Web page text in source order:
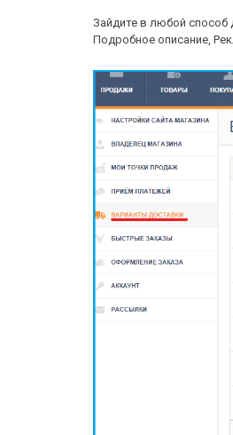
Зайдите в любой
Подробное описание,